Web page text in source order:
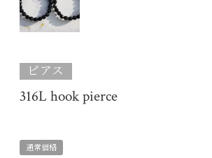
ピアス
316L hook pierce
通常価格